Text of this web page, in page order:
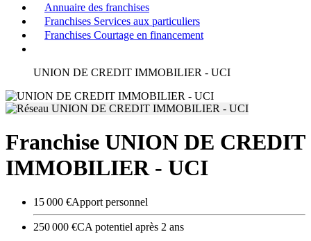
Annuaire des franchises
Franchises Services aux particuliers
Franchises Courtage en financement
UNION DE CREDIT IMMOBILIER - UCI
Franchise UNION DE CREDIT
IMMOBILIER - UCI
15 000 €Apport personnel
250 000 €CA potentiel après 2 ans